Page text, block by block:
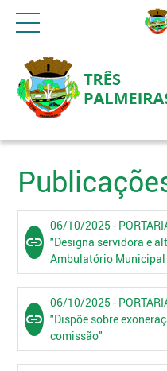
link
06/10/2025 -
"Designa servidora e
Ambulatório Municipal
link
06/10/2025 -
"Dispõe sobre
comissão"